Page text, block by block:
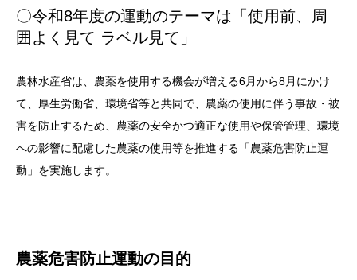
〇令和8年度の運動のテーマは「使用前、周
囲よく見て ラベル見て」
農林水産省は、農薬を使用する機会が増える6月から8月にかけ
て、厚生労働省、環境省等と共同で、農薬の使用に伴う事故・被
害を防止するため、農薬の安全かつ適正な使用や保管管理、環境
への影響に配慮した農薬の使用等を推進する「農薬危害防止運
動」を実施します。
農薬危害防止運動の目的